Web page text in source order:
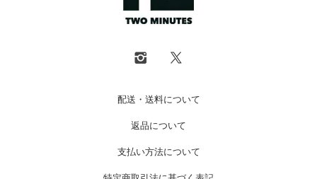
配送・送料について
返品について
支払い方法について